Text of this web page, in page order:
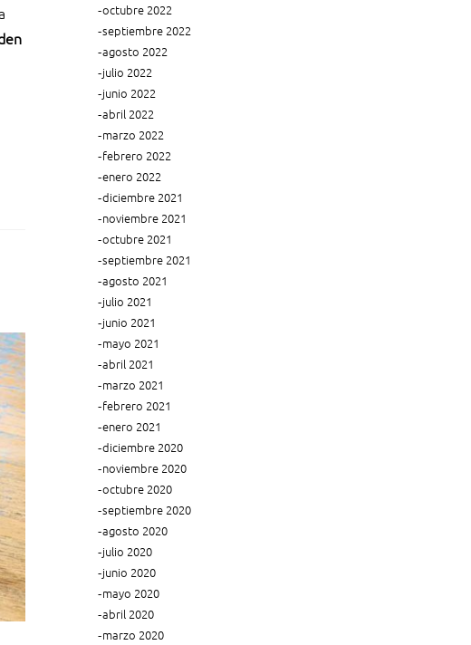
octubre 2022
septiembre 2022
agosto 2022
julio 2022
junio 2022
abril 2022
marzo 2022
febrero 2022
enero 2022
diciembre 2021
noviembre 2021
octubre 2021
septiembre 2021
agosto 2021
julio 2021
junio 2021
mayo 2021
abril 2021
marzo 2021
febrero 2021
enero 2021
diciembre 2020
noviembre 2020
octubre 2020
septiembre 2020
agosto 2020
julio 2020
junio 2020
mayo 2020
abril 2020
marzo 2020